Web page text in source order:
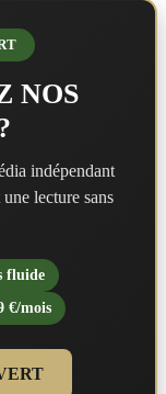
NOS
indépendant
lecture sans
fluide
€/mois